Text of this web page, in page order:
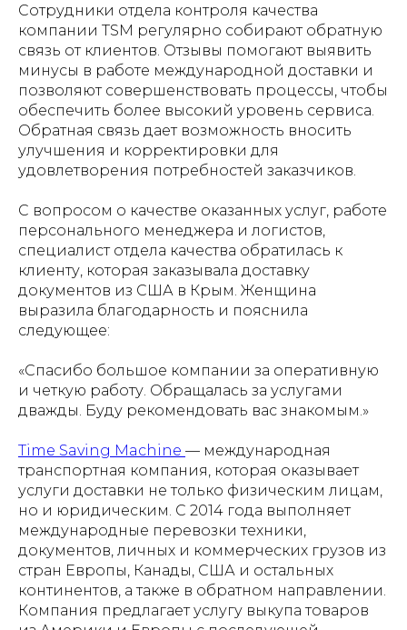
Сотрудники отдела контроля качества
компании TSM регулярно собирают обратную
связь от клиентов. Отзывы помогают выявить
минусы в работе международной доставки и
позволяют совершенствовать процессы, чтобы
обеспечить более высокий уровень сервиса.
Обратная связь дает возможность вносить
улучшения и корректировки для
удовлетворения потребностей заказчиков.
С вопросом о качестве оказанных услуг, работе
персонального менеджера и логистов,
специалист отдела качества обратилась к
клиенту, которая заказывала доставку
документов из США в Крым. Женщина
выразила благодарность и пояснила
следующее:
«Спасибо большое компании за оперативную
и четкую работу. Обращалась за услугами
дважды. Буду рекомендовать вас знакомым.»
Time Saving Machine — международная
транспортная компания, которая оказывает
услуги доставки не только физическим лицам,
но и юридическим. С 2014 года выполняет
международные перевозки техники,
документов, личных и коммерческих грузов из
стран Европы, Канады, США и остальных
континентов, а также в обратном направлении.
Компания предлагает услугу выкупа товаров